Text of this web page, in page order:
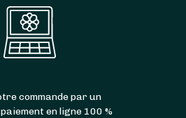
commande par un
en ligne 100 %